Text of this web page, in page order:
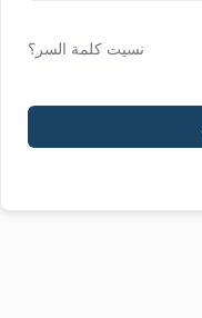
نسيت كلمة السر؟